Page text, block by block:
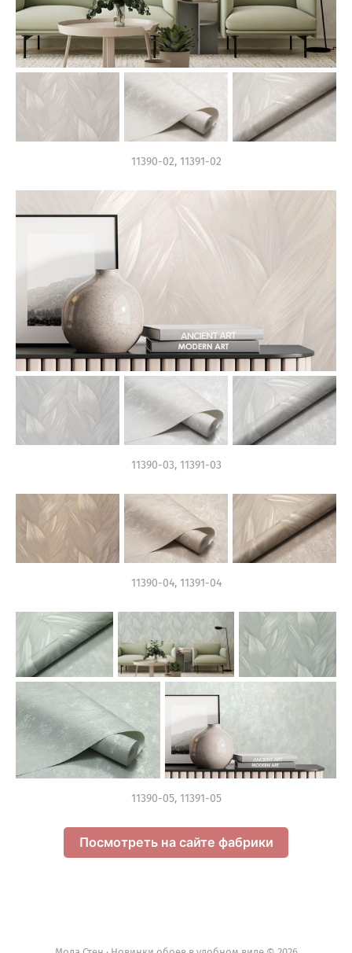
11390-02, 11391-02
11390-03, 11391-03
11390-04, 11391-04
11390-05, 11391-05
Посмотреть на сайте фабрики